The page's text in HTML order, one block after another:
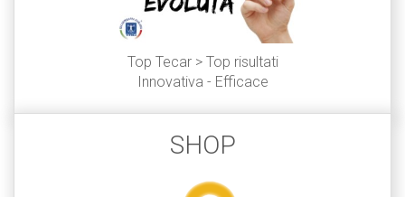
Top Tecar > Top risultati
Innovativa - Efficace
scopri di più »
SHOP